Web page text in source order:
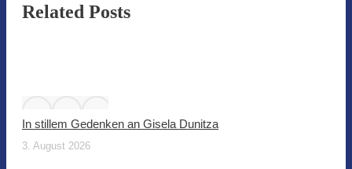
Related Posts
In stillem Gedenken an Gisela Dunitza
3. August 2026